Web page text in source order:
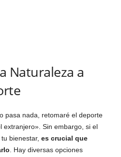
Naturaleza a
pasa nada, retomaré el deporte
extranjero». Sin embargo, si el
bienestar, es crucial que
. Hay diversas opciones